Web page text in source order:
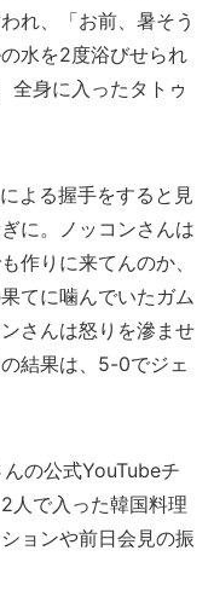
れ、「お前、暑そう
水を2度浴びせられ
全身に入ったタトゥ
よる握手をすると見
に。ノッコンさんは
作りに来てんのか、
てに噛んでいたガム
さんは怒りを滲ませ
結果は、5-0でジェ
の公式YouTubeチ
人で入った韓国料理
ョンや前日会見の振